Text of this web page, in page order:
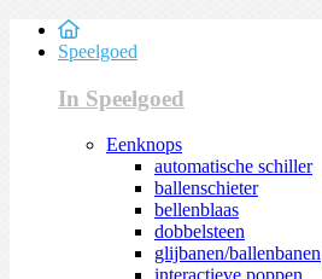
Speelgoed
In Speelgoed
Eenknops
automatische schiller
ballenschieter
bellenblaas
dobbelsteen
glijbanen/ballenbanen